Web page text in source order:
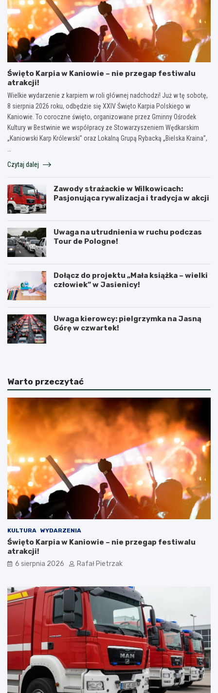
Święto Karpia w Kaniowie – nie przegap festiwalu
atrakcji!
Wielkie wydarzenie z karpiem w roli głównej nadchodzi! Już w tę sobotę,
8 sierpnia 2026 roku, odbędzie się XXIV Święto Karpia Polskiego w
Kaniowie. To coroczne święto, organizowane przez Gminny Ośrodek
Kultury w Bestwinie we współpracy ze Stowarzyszeniem Wędkarskim
„Kaniowski Karp Królewski” oraz Lokalną Grupą Rybacką „Bielska Kraina”,
Czytaj dalej
Zawody strażackie w Wilkowicach:
Pasjonująca rywalizacja i tradycja w akcji
Uwaga na utrudnienia w ruchu podczas
Tour de Pologne!
Dołącz do projektu „Mała książka – wielki
człowiek” w Jasienicy!
Uwaga kierowcy: pielgrzymka na Jasną
Górę w czwartek!
Warto przeczytać
KULTURA WYDARZENIA
Święto Karpia w Kaniowie – nie przegap festiwalu
atrakcji!
6 sierpnia 2026 Rafał Pietrzak